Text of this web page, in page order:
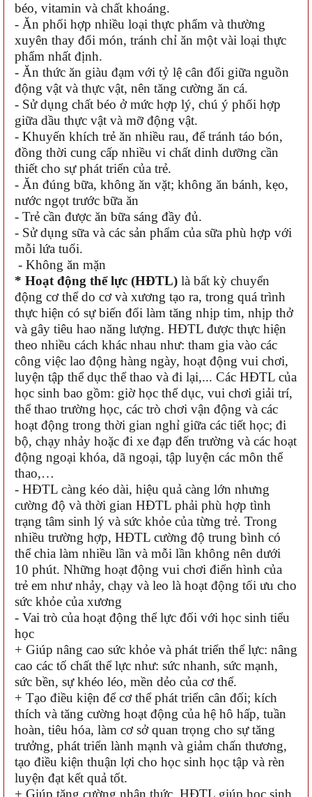
béo, vitamin và chất khoáng.
- Ăn phối hợp nhiều loại thực phẩm và thường
xuyên thay đổi món, tránh chỉ ăn một vài loại thực
phẩm nhất định.
- Ăn thức ăn giàu đạm với tỷ lệ cân đối giữa nguồn
động vật và thực vật, nên tăng cường ăn cá.
- Sử dụng chất béo ở mức hợp lý, chú ý phối hợp
giữa dầu thực vật và mỡ động vật.
- Khuyến khích trẻ ăn nhiều rau, để tránh táo bón,
đồng thời cung cấp nhiều vi chất dinh dưỡng cần
thiết cho sự phát triển của trẻ.
- Ăn đúng bữa, không ăn vặt; không ăn bánh, kẹo,
nước ngọt trước bữa ăn
- Trẻ cần được ăn bữa sáng đầy đủ.
- Sử dụng sữa và các sản phẩm của sữa phù hợp với
mỗi lứa tuổi.
- Không ăn mặn
* Hoạt động thể lực (HĐTL) là bất kỳ chuyển
động cơ thể do cơ và xương tạo ra, trong quá trình
thực hiện có sự biến đổi làm tăng nhịp tim, nhịp thở
và gây tiêu hao năng lượng. HĐTL được thực hiện
theo nhiều cách khác nhau như: tham gia vào các
công việc lao động hàng ngày, hoạt động vui chơi,
luyện tập thể dục thể thao và đi lại,... Các HĐTL của
học sinh bao gồm: giờ học thể dục, vui chơi giải trí,
thể thao trường học, các trò chơi vận động và các
hoạt động trong thời gian nghỉ giữa các tiết học; đi
bộ, chạy nhảy hoặc đi xe đạp đến trường và các hoạt
động ngoại khóa, dã ngoại, tập luyện các môn thể
thao,…
- HĐTL càng kéo dài, hiệu quả càng lớn nhưng
cường độ và thời gian HĐTL phải phù hợp tình
trạng tâm sinh lý và sức khỏe của từng trẻ. Trong
nhiều trường hợp, HĐTL cường độ trung bình có
thể chia làm nhiều lần và mỗi lần không nên dưới
10 phút. Những hoạt động vui chơi điển hình của
trẻ em như nhảy, chạy và leo là hoạt động tối ưu cho
sức khỏe của xương
- Vai trò của hoạt động thể lực đối với học sinh tiểu
học
+ Giúp nâng cao sức khỏe và phát triển thể lực: nâng
cao các tố chất thể lực như: sức nhanh, sức mạnh,
sức bền, sự khéo léo, mền dẻo của cơ thể.
+ Tạo điều kiện để cơ thể phát triển cân đối; kích
thích và tăng cường hoạt động của hệ hô hấp, tuần
hoàn, tiêu hóa, làm cơ sở quan trọng cho sự tăng
trưởng, phát triển lành mạnh và giảm chấn thương,
tạo điều kiện thuận lợi cho học sinh học tập và rèn
luyện đạt kết quả tốt.
+ Giúp tăng cường nhận thức. HĐTL giúp học sinh